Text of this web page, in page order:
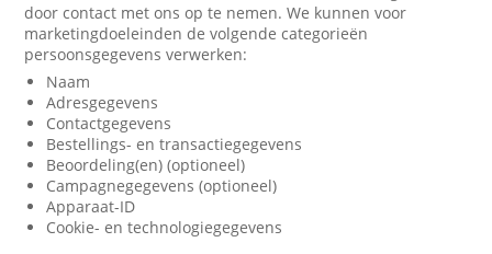
door contact met ons op te nemen. We kunnen voor
marketingdoeleinden de volgende categorieën
persoonsgegevens verwerken:
Naam
Adresgegevens
Contactgegevens
Bestellings- en transactiegegevens
Beoordeling(en) (optioneel)
Campagnegegevens (optioneel)
Apparaat-ID
Cookie- en technologiegegevens